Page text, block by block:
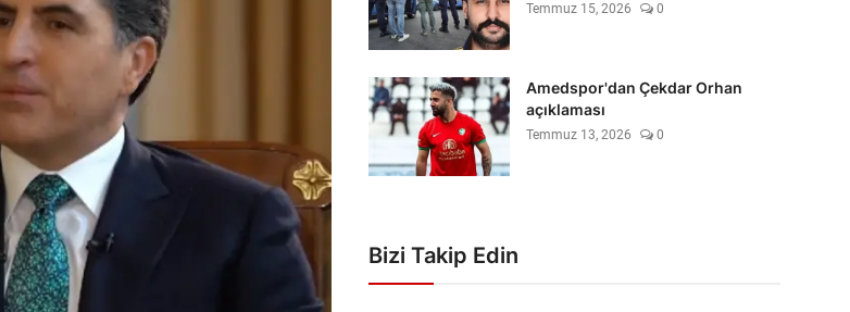
Temmuz 15, 2026 0
Amedspor'dan Çekdar Orhan
açıklaması
Temmuz 13, 2026 0
Bizi Takip Edin